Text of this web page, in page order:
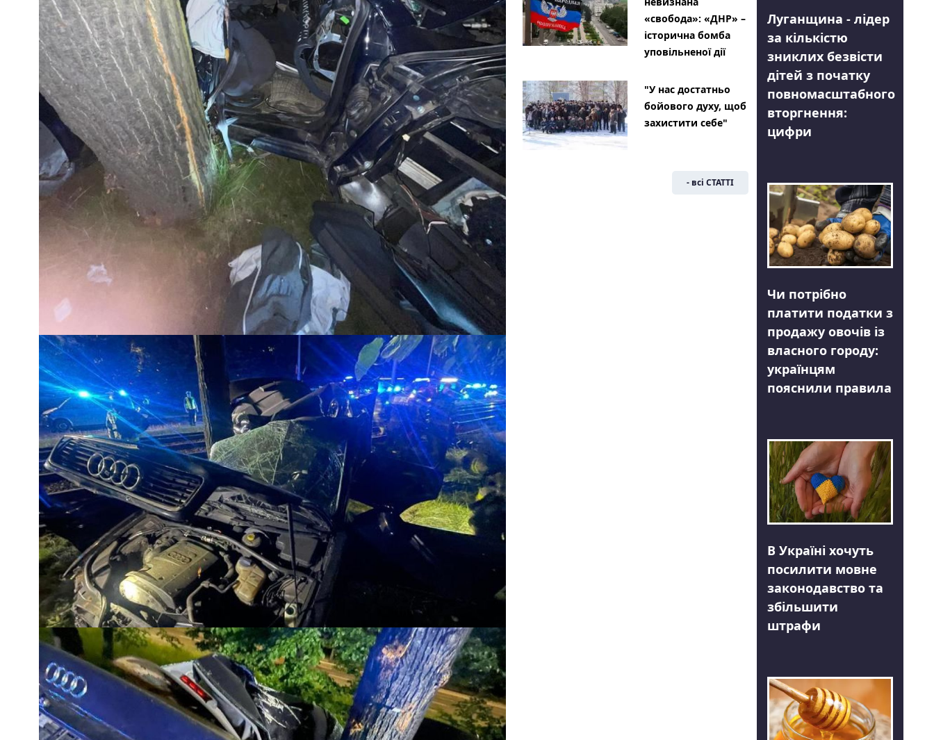
«свобода»: «ДНР» –
історична бомба
уповільненої дії
"У нас достатньо
бойового духу, щоб
захистити себе"
- всі СТАТТІ
Луганщина - лідер
за кількістю
зниклих безвісти
дітей з початку
повномасштабного
вторгнення:
цифри
Чи потрібно
платити податки з
продажу овочів із
власного городу:
українцям
пояснили правила
В Україні хочуть
посилити мовне
законодавство та
збільшити
штрафи